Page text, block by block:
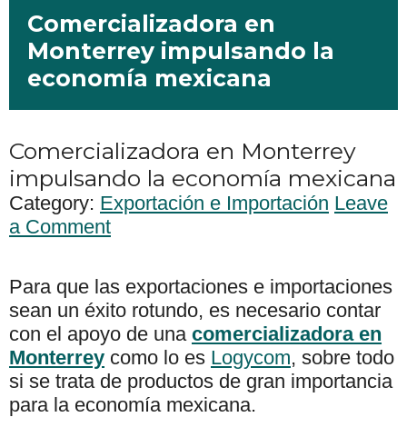
Comercializadora en
Monterrey impulsando la
economía mexicana
Comercializadora en Monterrey
impulsando la economía mexicana
Category: Exportación e Importación Leave
a Comment
Para que las exportaciones e importaciones
sean un éxito rotundo, es necesario contar
con el apoyo de una comercializadora en
Monterrey como lo es Logycom, sobre todo
si se trata de productos de gran importancia
para la economía mexicana.